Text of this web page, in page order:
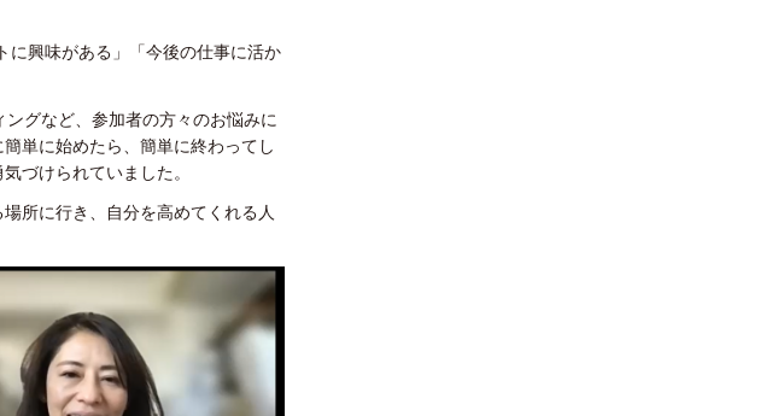
に興味がある」「今後の仕事に活か
グなど、参加者の方々のお悩みに
単に始めたら、簡単に終わってし
づけられていました。
所に行き、自分を高めてくれる人